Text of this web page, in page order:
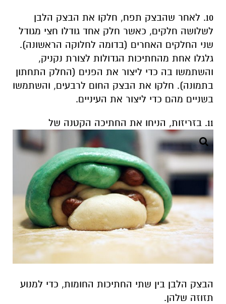
10. לאחר שהבצק תפח, חלקו את הבצק הלבן
לשלושה חלקים, כאשר חלק אחד גודלו חצי מגודל
שני החלקים האחרים (בדומה לחלוקה הראשונה).
גלגלו אחת מהחתיכות הגדולות לצורת נקניק,
והשתמשו בה כדי ליצור את הפנים (החלק התחתון
בתמונה). חלקו את הבצק החום לרבעים, והשתמשו
בשניים מהם כדי ליצור את העיניים.
11. בזריזות, הניחו את החתיכה הקטנה של
הבצק הלבן בין שתי החתיכות החומות, כדי למנוע
תזוזה שלהן.